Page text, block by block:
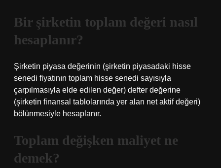
Bir şirketin toplam değeri nasıl
hesaplanır?
Şirketin piyasa değerinin (şirketin piyasadaki hisse
senedi fiyatının toplam hisse senedi sayısıyla
çarpılmasıyla elde edilen değer) defter değerine
(şirketin finansal tablolarında yer alan net aktif değeri)
bölünmesiyle hesaplanır.
Toplam değişken maliyet ne
demek?